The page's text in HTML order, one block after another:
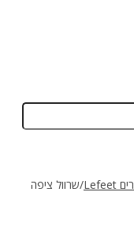
/שרוול ציפה